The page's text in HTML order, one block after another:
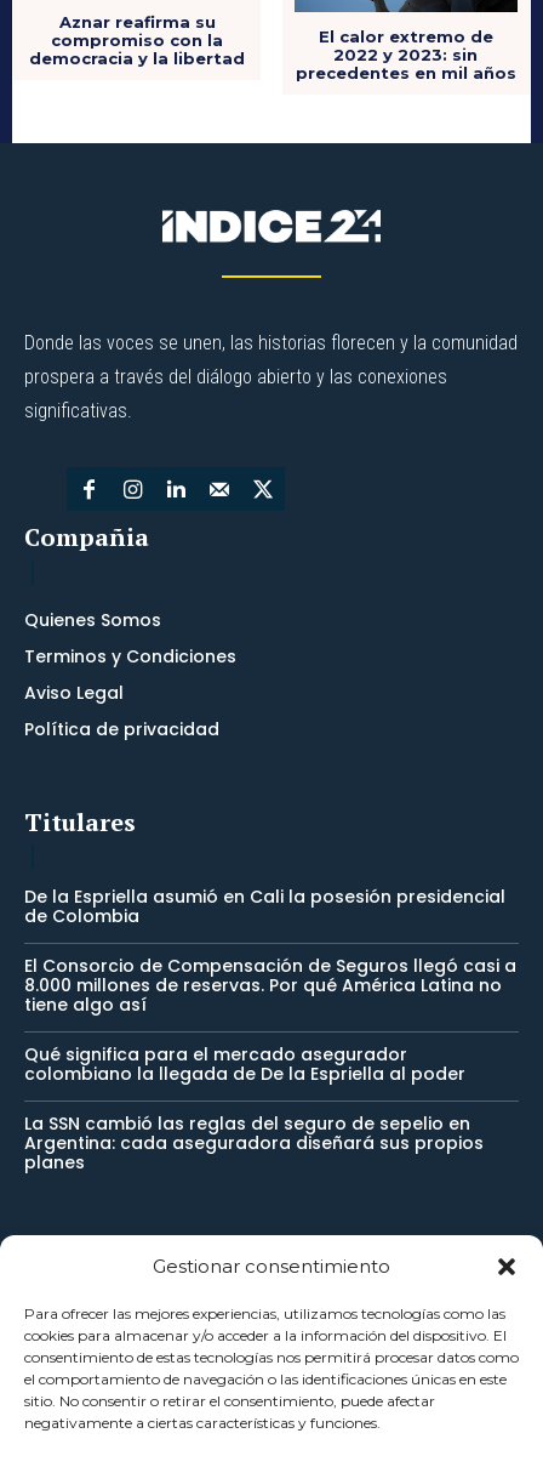
Gestionar consentimiento
Para ofrecer las mejores experiencias, utilizamos tecnologías como las
cookies para almacenar y/o acceder a la información del dispositivo. El
consentimiento de estas tecnologías nos permitirá procesar datos como
el comportamiento de navegación o las identificaciones únicas en este
sitio. No consentir o retirar el consentimiento, puede afectar
negativamente a ciertas características y funciones.
Aznar reafirma su
compromiso con la
democracia y la libertad
El calor extremo de
2022 y 2023: sin
precedentes en mil años
Donde las voces se unen, las historias florecen y la comunidad
prospera a través del diálogo abierto y las conexiones
significativas.
Compañia
Quienes Somos
Terminos y Condiciones
Aviso Legal
Política de privacidad
Titulares
De la Espriella asumió en Cali la posesión presidencial
de Colombia
El Consorcio de Compensación de Seguros llegó casi a
8.000 millones de reservas. Por qué América Latina no
tiene algo así
Qué significa para el mercado asegurador
colombiano la llegada de De la Espriella al poder
La SSN cambió las reglas del seguro de sepelio en
Argentina: cada aseguradora diseñará sus propios
planes
Reciba noticias importantes directamente en su buzón de
entrada y manténgase conectado.